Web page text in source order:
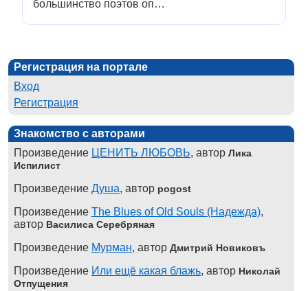
большинство поэтов оп…
Регистрация на портале
Вход
Регистрация
Знакомство с авторами
Произведение ЦЕНИТЬ ЛЮБОВЬ, автор Лика
Испилист
Произведение Душа, автор pogost
Произведение The Blues of Old Souls (Надежда),
автор Василиса Серебряная
Произведение Мурман, автор Дмитрий Новиковъ
Произведение Или ещё какая блажь, автор Николай
Отпущения